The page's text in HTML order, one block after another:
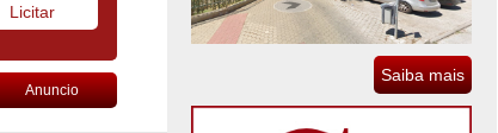
Licitar
Anuncio
Saiba mais